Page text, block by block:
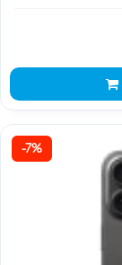
-7%